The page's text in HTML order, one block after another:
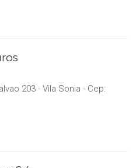
203 - Vila Sonia - Cep: